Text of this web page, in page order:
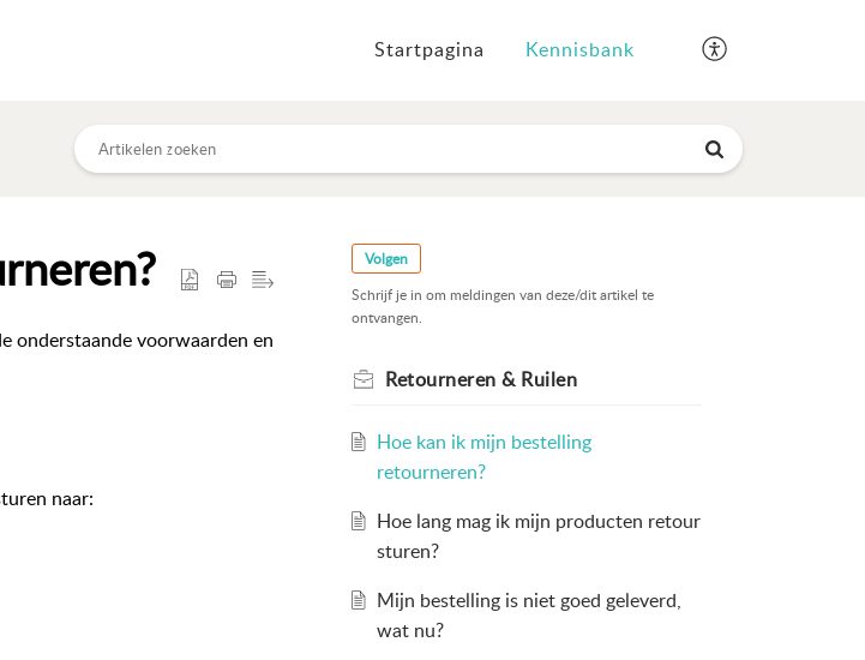
Startpagina Kennisbank
onderstaande voorwaarden en
naar:
Volgen
Schrijf je in om meldingen van deze/dit artikel te
ontvangen.
Retourneren & Ruilen
Hoe kan ik mijn bestelling
retourneren?
Hoe lang mag ik mijn producten retour
sturen?
Mijn bestelling is niet goed geleverd,
wat nu?